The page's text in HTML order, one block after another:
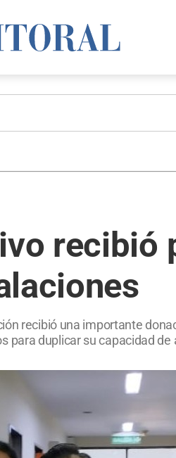
recibió
recibió una importante
para duplicar su capacidad